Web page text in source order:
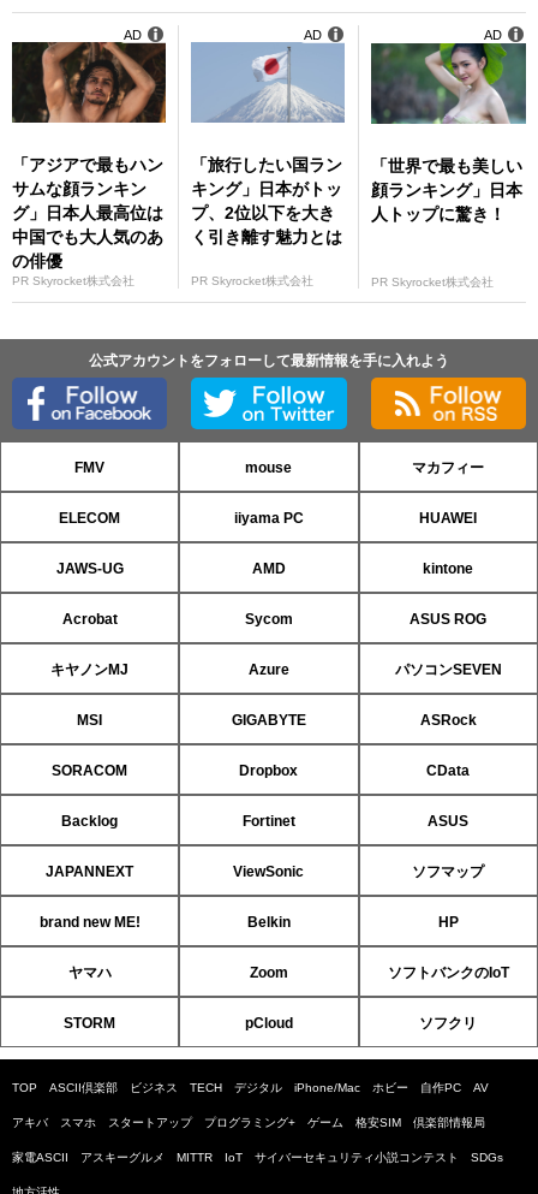
「アジアで最もハン
サムな顔ランキン
グ」日本人最高位は
中国でも大人気のあ
の俳優
PR Skyrocket株式会社
AD
「旅行したい国ラン
キング」日本がトッ
プ、2位以下を大き
く引き離す魅力とは
PR Skyrocket株式会社
AD
「世界で最も美しい
顔ランキング」日本
人トップに驚き！
PR Skyrocket株式会社
AD
公式アカウントをフォローして最新情報を手に入れよう
FMV mouse マカフィー
ELECOM iiyama PC HUAWEI
JAWS-UG AMD kintone
Acrobat Sycom ASUS ROG
キヤノンMJ Azure パソコンSEVEN
MSI GIGABYTE ASRock
SORACOM Dropbox CData
Backlog Fortinet ASUS
JAPANNEXT ViewSonic ソフマップ
brand new ME! Belkin HP
ヤマハ Zoom ソフトバンクのIoT
STORM pCloud ソフクリ
TOP ASCII倶楽部 ビジネス TECH デジタル iPhone/Mac ホビー 自作PC AV
アキバ スマホ スタートアップ プログラミング+ ゲーム 格安SIM 倶楽部情報局
家電ASCII アスキーグルメ MITTR IoT サイバーセキュリティ小説コンテスト SDGs